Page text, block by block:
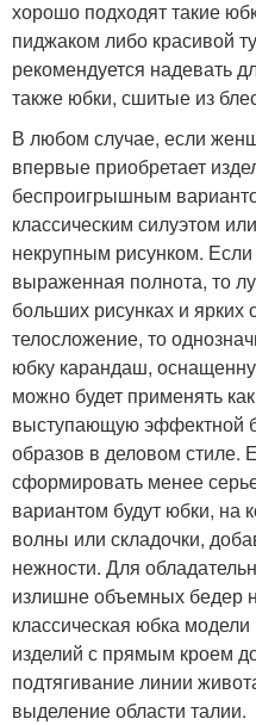
хорошо подходят такие
пиджаком либо красивой
рекомендуется надевать
также юбки, сшитые из
В любом случае, если
впервые приобретает
беспроигрышным
классическим силуэтом
некрупным рисунком. Если
выраженная полнота, то
больших рисунках и ярких
телосложение, то
юбку карандаш,
можно будет применять
выступающую эффектной
образов в деловом стиле.
сформировать менее
вариантом будут юбки, на
волны или складочки,
нежности. Для
излишне объемных бедер
классическая юбка
изделий с прямым кроем
подтягивание линии
выделение области талии.